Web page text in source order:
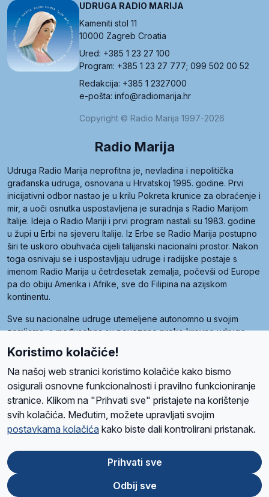
UDRUGA RADIO MARIJA
Kameniti stol 11
10000 Zagreb Croatia
Ured: +385 1 23 27 100
Program: +385 1 23 27 777; 099 502 00 52
Redakcija: +385 1 2327000
e-pošta: info@radiomarija.hr
Copyright © Radio Marija 1997-2026
Radio Marija
Udruga Radio Marija neprofitna je, nevladina i nepolitička
građanska udruga, osnovana u Hrvatskoj 1995. godine. Prvi
inicijativni odbor nastao je u krilu Pokreta krunice za obraćenje i
mir, a uoči osnutka uspostavljena je suradnja s Radio Marijom
Italije. Ideja o Radio Mariji i prvi program nastali su 1983. godine
u župi u Erbi na sjeveru Italije. Iz Erbe se Radio Marija postupno
širi te uskoro obuhvaća cijeli talijanski nacionalni prostor. Nakon
toga osnivaju se i uspostavljaju udruge i radijske postaje s
imenom Radio Marija u četrdesetak zemalja, počevši od Europe
pa do obiju Amerika i Afrike, sve do Filipina na azijskom
kontinentu.
Sve su nacionalne udruge utemeljene autonomno u svojim
zemljama, a međusobna su povezane preko krovne udruge
Radio Maria). Svjetsku obitelj utemeljilo je sedam članica, među
kojima je i hrvatska Udruga Radio Marija.
O namaRadio ProgramVolonteriPrijateljiKontaktPravila privatnosti
Ova stranica je zaštićena Google reCAPTCHA sustavom
Google
Koristimo kolačiće!
Na našoj web stranici koristimo kolačiće kako bismo
osigurali osnovne funkcionalnosti i pravilno funkcioniranje
stranice. Klikom na "Prihvati sve" pristajete na korištenje
svih kolačića. Međutim, možete upravljati svojim
postavkama kolačića kako biste dali kontrolirani pristanak.
Prihvati sve
Odbij sve